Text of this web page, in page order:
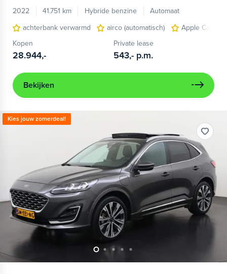
2022
41.751 km Hybride benzine
Automaat
achterbank verwarmd
airco (automatisch)
Apple
Kopen
28.944,-
Private lease
543,- p.m.
Bekijken
Kies jouw zomerdeal!